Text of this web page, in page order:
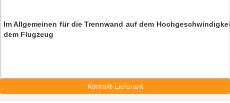
Im Allgemeinen für die Trennwand auf dem
dem Flugzeug
Kontakt-Lieferant